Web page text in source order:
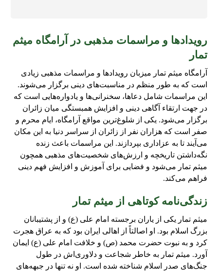
رویدادها و مراسمات مذهبی در آرامگاه میثم
تمار
آرامگاه میثم تمار میزبان رویدادها و مراسمات مذهبی زیادی
است که به طور منظم در مناسبت‌های دینی برگزار می‌شوند.
این مراسمات شامل دعاها، سخنرانی‌ها و یادواره‌هایی است که
در جهت ارتقاء آگاهی دینی و افزایش همبستگی میان زائران
برگزار می‌شود. یکی از شلوغ‌ترین مواقع آرامگاه، ایام محرم و
صفر است که هزاران نفر از زائران از سراسر دنیا به این مکان
می‌آیند تا به عزاداری بپردازند. این مراسمات باعث زنده
نگه‌داشتن تاریخچه و ارزش‌های شخصیت‌های مذهبی همچون
میثم تمار می‌شود و فضایی برای آموزش و افزایش فهم دینی
فراهم می‌کند.
زندگی‌نامه کوتاهی از میثم تمار
میثم تمار یکی از یاران برجسته امام علی (ع) و از پشتیبانان
بزرگ اسلام بود. او اصالتاً از اهالی ایران بود که به عراق هجرت
کرد و به نبوت حضرت محمد (ص) و خلافت امام علی (ع) ایمان
آورد. میثم تمار به خاطر شجاعت و دلاوری‌اش در طول
جنگ‌های صدر اسلام شناخته شده است. او نه تنها در جبهه‌های